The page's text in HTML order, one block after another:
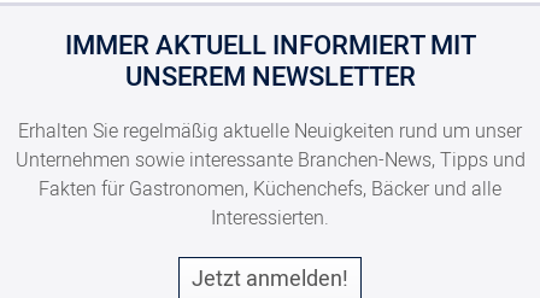
IMMER AKTUELL INFORMIERT MIT
UNSEREM NEWSLETTER
Erhalten Sie regelmäßig aktuelle Neuigkeiten rund um unser
Unternehmen sowie interessante Branchen-News, Tipps und
Fakten für Gastronomen, Küchenchefs, Bäcker und alle
Interessierten.
Jetzt anmelden!